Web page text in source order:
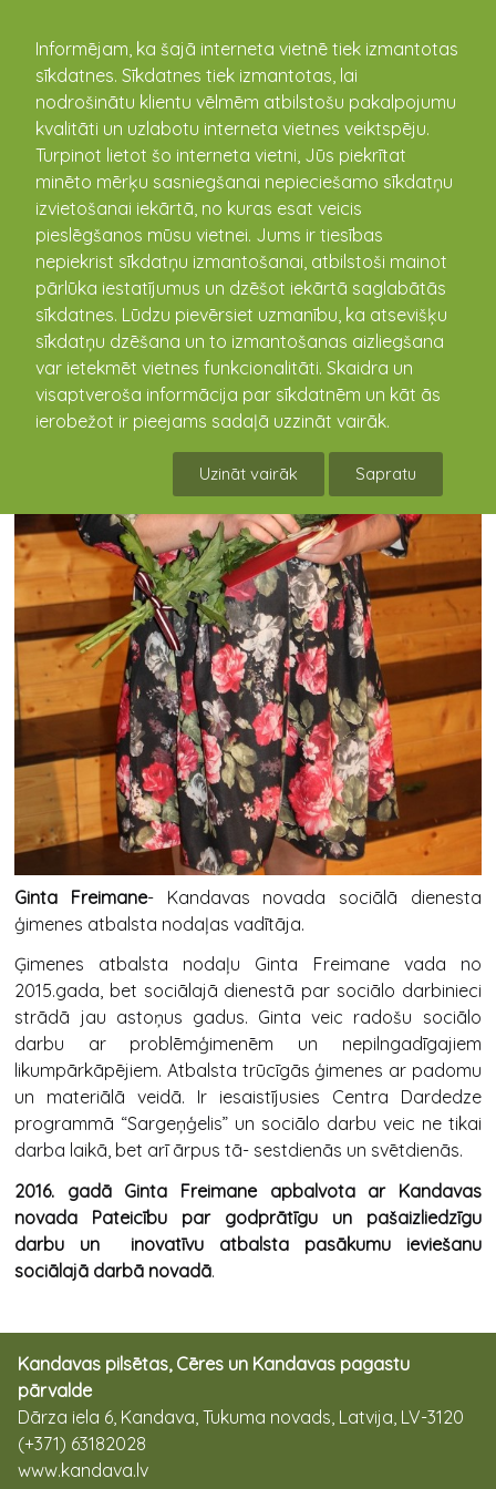
Informējam, ka šajā interneta vietnē tiek izmantotas
sīkdatnes. Sīkdatnes tiek izmantotas, lai
nodrošinātu klientu vēlmēm atbilstošu pakalpojumu
kvalitāti un uzlabotu interneta vietnes veiktspēju.
Turpinot lietot šo interneta vietni, Jūs piekrītat
minēto mērķu sasniegšanai nepieciešamo sīkdatņu
izvietošanai iekārtā, no kuras esat veicis
pieslēgšanos mūsu vietnei. Jums ir tiesības
nepiekrist sīkdatņu izmantošanai, atbilstoši mainot
pārlūka iestatījumus un dzēšot iekārtā saglabātās
sīkdatnes. Lūdzu pievērsiet uzmanību, ka atsevišķu
sīkdatņu dzēšana un to izmantošanas aizliegšana
var ietekmēt vietnes funkcionalitāti. Skaidra un
visaptveroša informācija par sīkdatnēm un kāt ās
ierobežot ir pieejams sadaļā uzzināt vairāk.
Uzināt vairāk Sapratu
kandava.lv
Ginta Freimane
Ginta Freimane- Kandavas novada sociālā dienesta
ģimenes atbalsta nodaļas vadītāja.
Ģimenes atbalsta nodaļu Ginta Freimane vada no
2015.gada, bet sociālajā dienestā par sociālo darbinieci
strādā jau astoņus gadus. Ginta veic radošu sociālo
darbu ar problēmģimenēm un nepilngadīgajiem
likumpārkāpējiem. Atbalsta trūcīgās ģimenes ar padomu
un materiālā veidā. Ir iesaistījusies Centra Dardedze
programmā “Sargeņģelis” un sociālo darbu veic ne tikai
darba laikā, bet arī ārpus tā- sestdienās un svētdienās.
2016. gadā Ginta Freimane apbalvota ar Kandavas
novada Pateicību par godprātīgu un pašaizliedzīgu
darbu un inovatīvu atbalsta pasākumu ieviešanu
sociālajā darbā novadā.
Kandavas pilsētas, Cēres un Kandavas pagastu
pārvalde
Dārza iela 6, Kandava, Tukuma novads, Latvija, LV-3120
(+371) 63182028
www.kandava.lv